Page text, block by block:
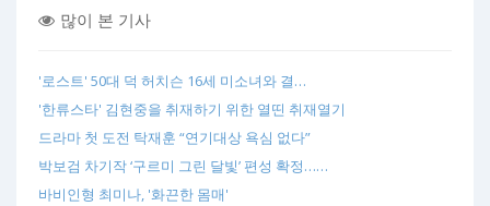
많이 본 기사
'로스트' 50대 덕 허치슨 16세 미소녀와 결…
'한류스타' 김현중을 취재하기 위한 열띤 취재열기
드라마 첫 도전 탁재훈 “연기대상 욕심 없다”
박보검 차기작 ‘구르미 그린 달빛’ 편성 확정……
바비인형 최미나, '화끈한 몸매'